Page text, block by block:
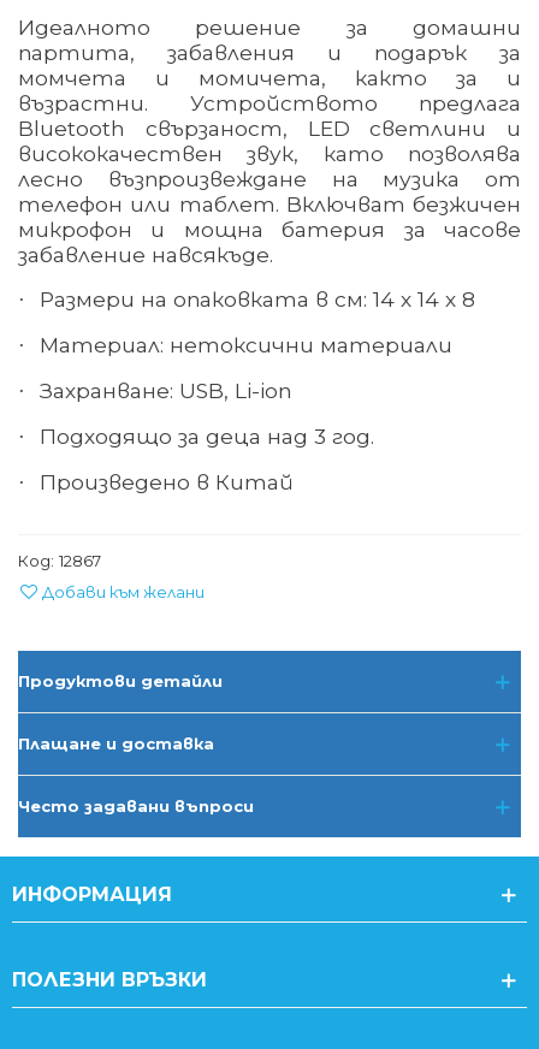
Идеалното решение за домашни
партита, забавления и подарък за
момчета и момичета, както за и
възрастни. Устройството предлага
Bluetooth свързаност, LED светлини и
висококачествен звук, като позволява
лесно възпроизвеждане на музика от
телефон или таблет. Включват безжичен
микрофон и мощна батерия за часове
забавление навсякъде.
· Размери на опаковката в см: 14 х 14 х 8
· Материал: нетоксични материали
· Захранване: USB, Li-ion
· Подходящо за деца над 3 год.
· Произведено в Китай
Код: 12867
Добави към желани
Продуктови детайли
Плащане и доставка
Често задавани въпроси
ИНФОРМАЦИЯ
ПОЛЕЗНИ ВРЪЗКИ